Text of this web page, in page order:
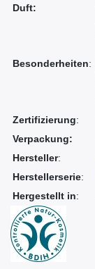
Duft:
Besonderheiten:
Zertifizierung:
Verpackung:
Hersteller:
Herstellerserie:
Hergestellt in: